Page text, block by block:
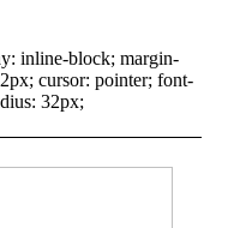
inline-block; margin-
cursor: pointer; font-
32px;